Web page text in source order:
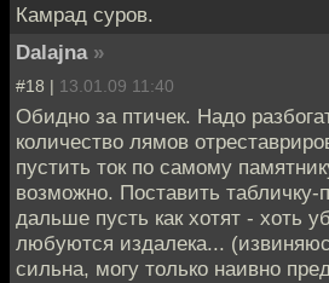
Камрад суров.
Dalajna »
#18 | 13.01.09 11:40
Обидно за птичек. Надо
количество лямов
пустить ток по самому
возможно. Поставить
дальше пусть как хотят - хоть
любуются издалека...
сильна, могу только наивно